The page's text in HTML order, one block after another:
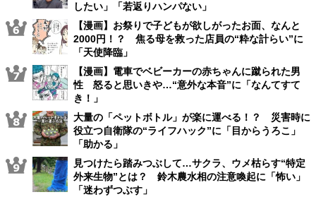
したい」「若返りハンパない」
【漫画】お祭りで子どもが欲しがったお面、なんと
2000円！？ 焦る母を救った店員の“粋な計らい”に
「天使降臨」
【漫画】電車でベビーカーの赤ちゃんに蹴られた男
性 怒ると思いきや…“意外な本音”に「なんてすて
き！」
大量の「ペットボトル」が楽に運べる！？ 災害時に
役立つ自衛隊の“ライフハック”に「目からうろこ」
「助かる」
見つけたら踏みつぶして…サクラ、ウメ枯らす“特定
外来生物”とは？ 鈴木農水相の注意喚起に「怖い」
「迷わずつぶす」